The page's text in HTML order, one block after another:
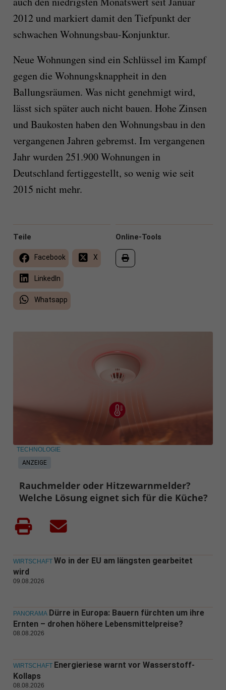
2012 und markiert damit den Tiefpunkt der
schwachen Wohnungsbau-Konjunktur.
Neue Wohnungen sind ein Schlüssel im Kampf
gegen die Wohnungsknappheit in den
Ballungsräumen. Was nicht genehmigt wird,
lässt sich später auch nicht bauen. Hohe Zinsen
und Baukosten haben den Wohnungsbau in den
vergangenen Jahren gebremst. Im vergangenen
Jahr wurden 251.900 Wohnungen in
Deutschland fertiggestellt, so wenig wie seit
2015 nicht mehr.
Online-Tools
Teile
Facebook X
LinkedIn
Whatsapp
ANZEIGE
TECHNOLOGIE
Rauchmelder oder Hitzewarnmelder?
Welche Lösung eignet sich für die Küche?
WIRTSCHAFT Wo in der EU am längsten gearbeitet
wird
09.08.2026
PANORAMA Dürre in Europa: Bauern fürchten um ihre
Ernten – drohen höhere Lebensmittelpreise?
08.08.2026
WIRTSCHAFT Energieriese warnt vor Wasserstoff-
Kollaps
08.08.2026